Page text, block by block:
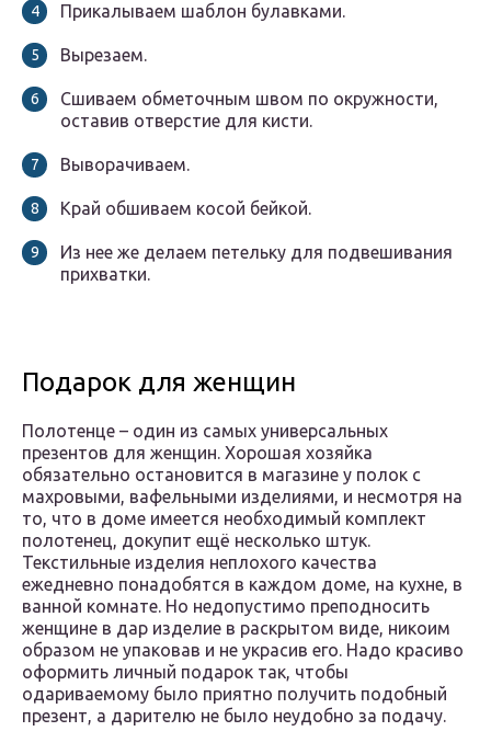
Прикалываем шаблон булавками.
Вырезаем.
Сшиваем обметочным швом по окружности,
оставив отверстие для кисти.
Выворачиваем.
Край обшиваем косой бейкой.
Из нее же делаем петельку для подвешивания
прихватки.
Подарок для женщин
Полотенце – один из самых универсальных
презентов для женщин. Хорошая хозяйка
обязательно остановится в магазине у полок с
махровыми, вафельными изделиями, и несмотря на
то, что в доме имеется необходимый комплект
полотенец, докупит ещё несколько штук.
Текстильные изделия неплохого качества
ежедневно понадобятся в каждом доме, на кухне, в
ванной комнате. Но недопустимо преподносить
женщине в дар изделие в раскрытом виде, никоим
образом не упаковав и не украсив его. Надо красиво
оформить личный подарок так, чтобы
одариваемому было приятно получить подобный
презент, а дарителю не было неудобно за подачу.